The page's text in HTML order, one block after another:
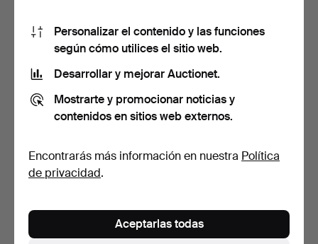
PALMA ÍNGRIDA.
«Circulado», textil, firmad…
Subastado 20 dic 2025
32 USD
ERIK HEIDE. relieve mural,
Subastado 13 dic 2025
59 USD
Personalizar el contenido y las funciones
según cómo utilices el sitio web.
Desarrollar y mejorar Auctionet.
Mostrarte y promocionar noticias y
contenidos en sitios web externos.
Encontrarás más información en nuestra Política
de privacidad.
Aceptarlas todas